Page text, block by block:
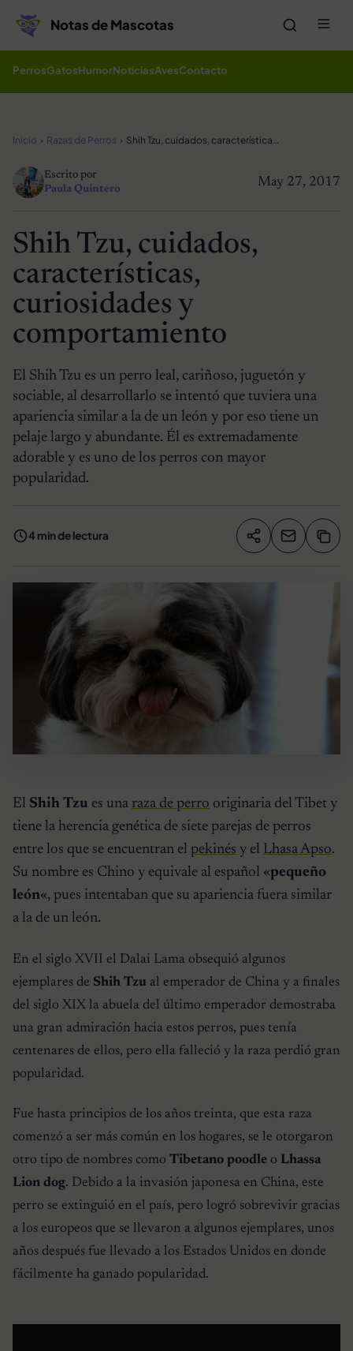
Notas de Mascotas
PerrosGatosHumorNoticiasAvesContacto
Inicio Razas de Perros Shih Tzu, cuidados, características, curiosidades y comportamiento
May 27, 2017
Escrito por
Paula Quintero
Shih Tzu, cuidados,
características,
curiosidades y
comportamiento
El Shih Tzu es un perro leal, cariñoso, juguetón y
sociable, al desarrollarlo se intentó que tuviera una
apariencia similar a la de un león y por eso tiene un
pelaje largo y abundante. Él es extremadamente
adorable y es uno de los perros con mayor
popularidad.
4 min de lectura Compartir
El Shih Tzu es una raza de perro originaria del Tibet y
tiene la herencia genética de siete parejas de perros
entre los que se encuentran el pekinés y el Lhasa Apso.
Su nombre es Chino y equivale al español «pequeño
león«, pues intentaban que su apariencia fuera similar
a la de un león.
En el siglo XVII el Dalai Lama obsequió algunos
ejemplares de Shih Tzu al emperador de China y a finales
del siglo XIX la abuela del último emperador demostraba
una gran admiración hacia estos perros, pues tenía
centenares de ellos, pero ella falleció y la raza perdió gran
popularidad.
Fue hasta principios de los años treinta, que esta raza
comenzó a ser más común en los hogares, se le otorgaron
otro tipo de nombres como Tibetano poodle o Lhassa
Lion dog. Debido a la invasión japonesa en China, este
perro se extinguió en el país, pero logró sobrevivir gracias
a los europeos que se llevaron a algunos ejemplares, unos
años después fue llevado a los Estados Unidos en donde
fácilmente ha ganado popularidad.